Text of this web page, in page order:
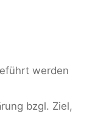
werden
bzgl. Ziel,